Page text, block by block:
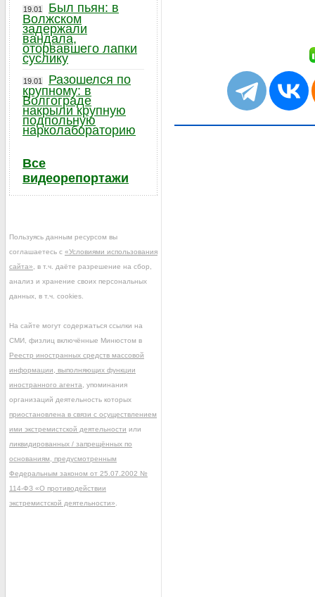
19.01
Был пьян: в
Волжском
задержали
вандала,
оторвавшего лапки
суслику
19.01
Разошелся по
крупному: в
Волгограде
накрыли крупную
подпольную
нарколабораторию
Все
видеорепортажи
Пользуясь данным ресурсом вы
соглашаетесь с «Условиями использования
сайта» , в т.ч. даёте разрешение на сбор,
анализ и хранение своих персональных
данных, в т.ч. cookies.
На сайте могут содержаться ссылки на
СМИ, физлиц включённые Минюстом в
Реестр иностранных средств массовой
информации, выполняющих функции
иностранного агента , упоминания
организаций деятельность которых
приостановлена в связи с осуществлением
ими экстремистской деятельности или
ликвидированных / запрещённых по
основаниям, предусмотренным
Федеральным законом от 25.07.2002 №
114-ФЗ «О противодействии
экстремистской деятельности»